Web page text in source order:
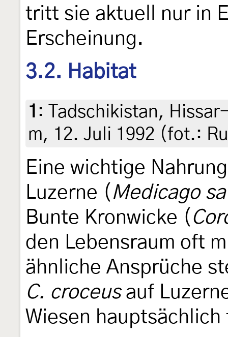
tritt sie aktuell nur in
Erscheinung.
3.2. Habitat
1 :
Tadschikistan,
m, 12. Juli 1992 (fot.:
Eine wichtige
Luzerne ( Medicago
Bunte Kronwicke (
den Lebensraum oft
ähnliche Ansprüche
C. croceusauf
Wiesen